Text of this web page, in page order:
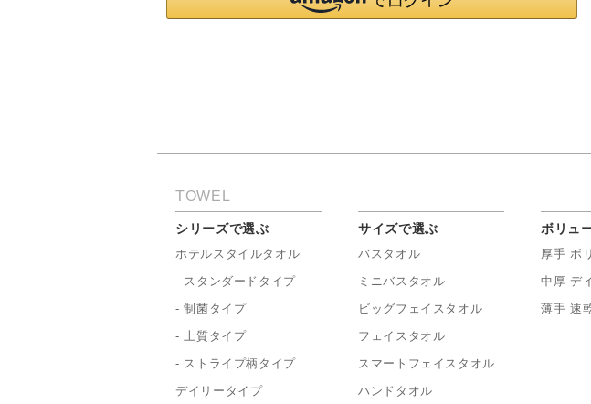
TOWEL
シリーズで選ぶ
ホテルスタイルタオル
- スタンダードタイプ
- 制菌タイプ
- 上質タイプ
- ストライプ柄タイプ
デイリータイプ
サイズで選ぶ
バスタオル
ミニバスタオル
ビッグフェイスタオル
フェイスタオル
スマートフェイスタオル
ハンドタオル
ボリュ
厚手 ボ
中厚 デ
薄手 速